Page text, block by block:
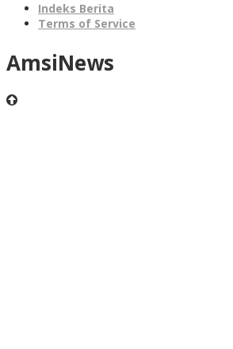
Indeks Berita
Terms of Service
AmsiNews